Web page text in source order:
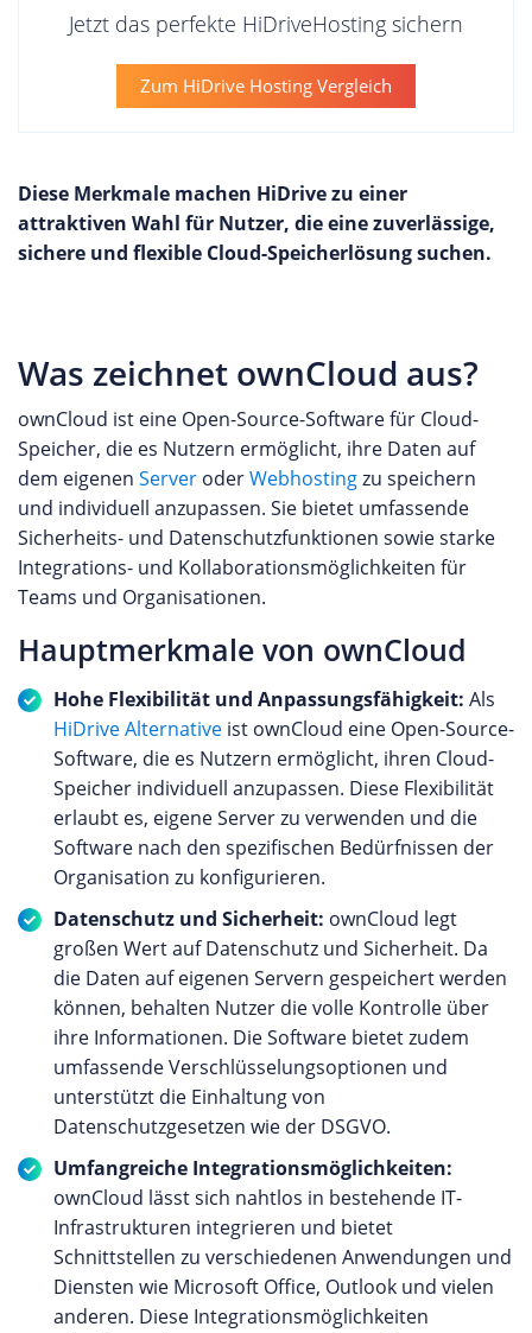
Jetzt das perfekte HiDriveHosting sichern
Zum HiDrive Hosting Vergleich
Diese Merkmale machen HiDrive zu einer
attraktiven Wahl für Nutzer, die eine zuverlässige,
sichere und flexible Cloud-Speicherlösung suchen.
Was zeichnet ownCloud aus?
ownCloud ist eine Open-Source-Software für Cloud-
Speicher, die es Nutzern ermöglicht, ihre Daten auf
dem eigenen Server oderWebhostingzu speichern
und individuell anzupassen. Sie bietet umfassende
Sicherheits- und Datenschutzfunktionen sowie starke
Integrations- und Kollaborationsmöglichkeiten für
Teams und Organisationen.
Hauptmerkmale von ownCloud
Hohe Flexibilität und Anpassungsfähigkeit: Als
HiDrive Alternative ist ownCloud eine Open-Source-
Software, die es Nutzern ermöglicht, ihren Cloud-
Speicher individuell anzupassen. Diese Flexibilität
erlaubt es, eigene Server zu verwenden und die
Software nach den spezifischen Bedürfnissen der
Organisation zu konfigurieren.
Datenschutz und Sicherheit: ownCloud legt
großen Wert auf Datenschutz und Sicherheit. Da
die Daten auf eigenen Servern gespeichert werden
können, behalten Nutzer die volle Kontrolle über
ihre Informationen. Die Software bietet zudem
umfassende Verschlüsselungsoptionen und
unterstützt die Einhaltung von
Datenschutzgesetzen wie der DSGVO.
Umfangreiche Integrationsmöglichkeiten:
ownCloud lässt sich nahtlos in bestehende IT-
Infrastrukturen integrieren und bietet
Schnittstellen zu verschiedenen Anwendungen und
Diensten wie Microsoft Office, Outlook und vielen
anderen. Diese Integrationsmöglichkeiten